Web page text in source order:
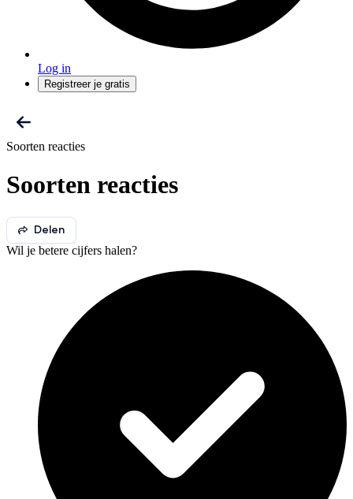
Log in
Registreer je gratis
Soorten reacties
Soorten reacties
Delen
Wil je betere cijfers halen?